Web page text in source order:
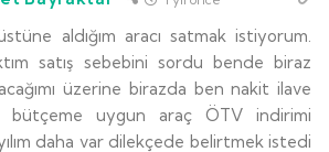
aldığım aracı satmak istiyorum.
satış sebebini sordu bende biraz
üzerine birazda ben nakit ilave
bütçeme uygun araç ÖTV indirimi
daha var dilekçede belirtmek istedi